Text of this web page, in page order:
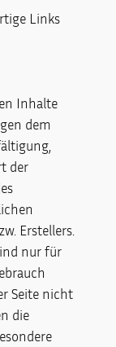
Links
Inhalte
dem
der
Erstellers.
nur für
Seite nicht
die